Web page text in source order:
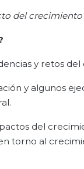
del
y retos
y algunos
del
torno al